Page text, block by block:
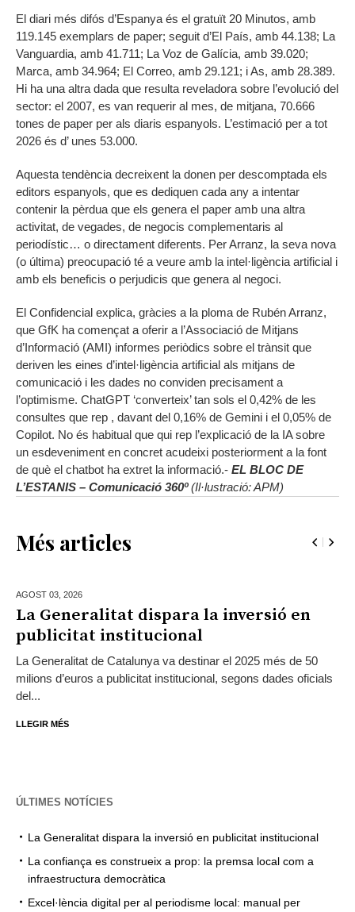
El diari més difós d’Espanya és el gratuït 20 Minutos, amb
119.145 exemplars de paper; seguit d’El País, amb 44.138; La
Vanguardia, amb 41.711; La Voz de Galícia, amb 39.020;
Marca, amb 34.964; El Correo, amb 29.121; i As, amb 28.389.
Hi ha una altra dada que resulta reveladora sobre l’evolució del
sector: el 2007, es van requerir al mes, de mitjana, 70.666
tones de paper per als diaris espanyols. L’estimació per a tot
2026 és d’ unes 53.000.
Aquesta tendència decreixent la donen per descomptada els
editors espanyols, que es dediquen cada any a intentar
contenir la pèrdua que els genera el paper amb una altra
activitat, de vegades, de negocis complementaris al
periodístic… o directament diferents. Per Arranz, la seva nova
(o última) preocupació té a veure amb la intel·ligència artificial i
amb els beneficis o perjudicis que genera al negoci.
El Confidencial explica, gràcies a la ploma de Rubén Arranz,
que GfK ha començat a oferir a l’Associació de Mitjans
d’Informació (AMI) informes periòdics sobre el trànsit que
deriven les eines d’intel·ligència artificial als mitjans de
comunicació i les dades no conviden precisament a
l’optimisme. ChatGPT ‘converteix’ tan sols el 0,42% de les
consultes que rep , davant del 0,16% de Gemini i el 0,05% de
Copilot. No és habitual que qui rep l’explicació de la IA sobre
un esdeveniment en concret acudeixi posteriorment a la font
de què el chatbot ha extret la informació.- EL BLOC DE
L’ESTANIS – Comunicació 360º(Il·lustració: APM)
Més articles
AGOST 03, 2026
La Generalitat dispara la inversió en
publicitat institucional
La Generalitat de Catalunya va destinar el 2025 més de 50
milions d’euros a publicitat institucional, segons dades oficials
del...
LLEGIR MÉS
ÚLTIMES NOTÍCIES
La Generalitat dispara la inversió en publicitat institucional
La confiança es construeix a prop: la premsa local com a
infraestructura democràtica
Excel·lència digital per al periodisme local: manual per